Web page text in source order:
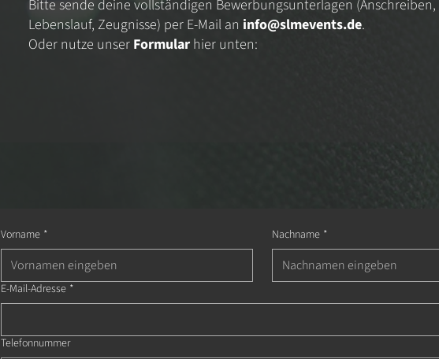
Bitte sende deine vollständigen Bewerbungsunterlagen (Anschreiben,
Lebenslauf, Zeugnisse) per E-Mail an info@slmevents.de.
Oder nutze unser Formular hier unten:
Vorname * Nachname *
E-Mail-Adresse *
Telefonnummer